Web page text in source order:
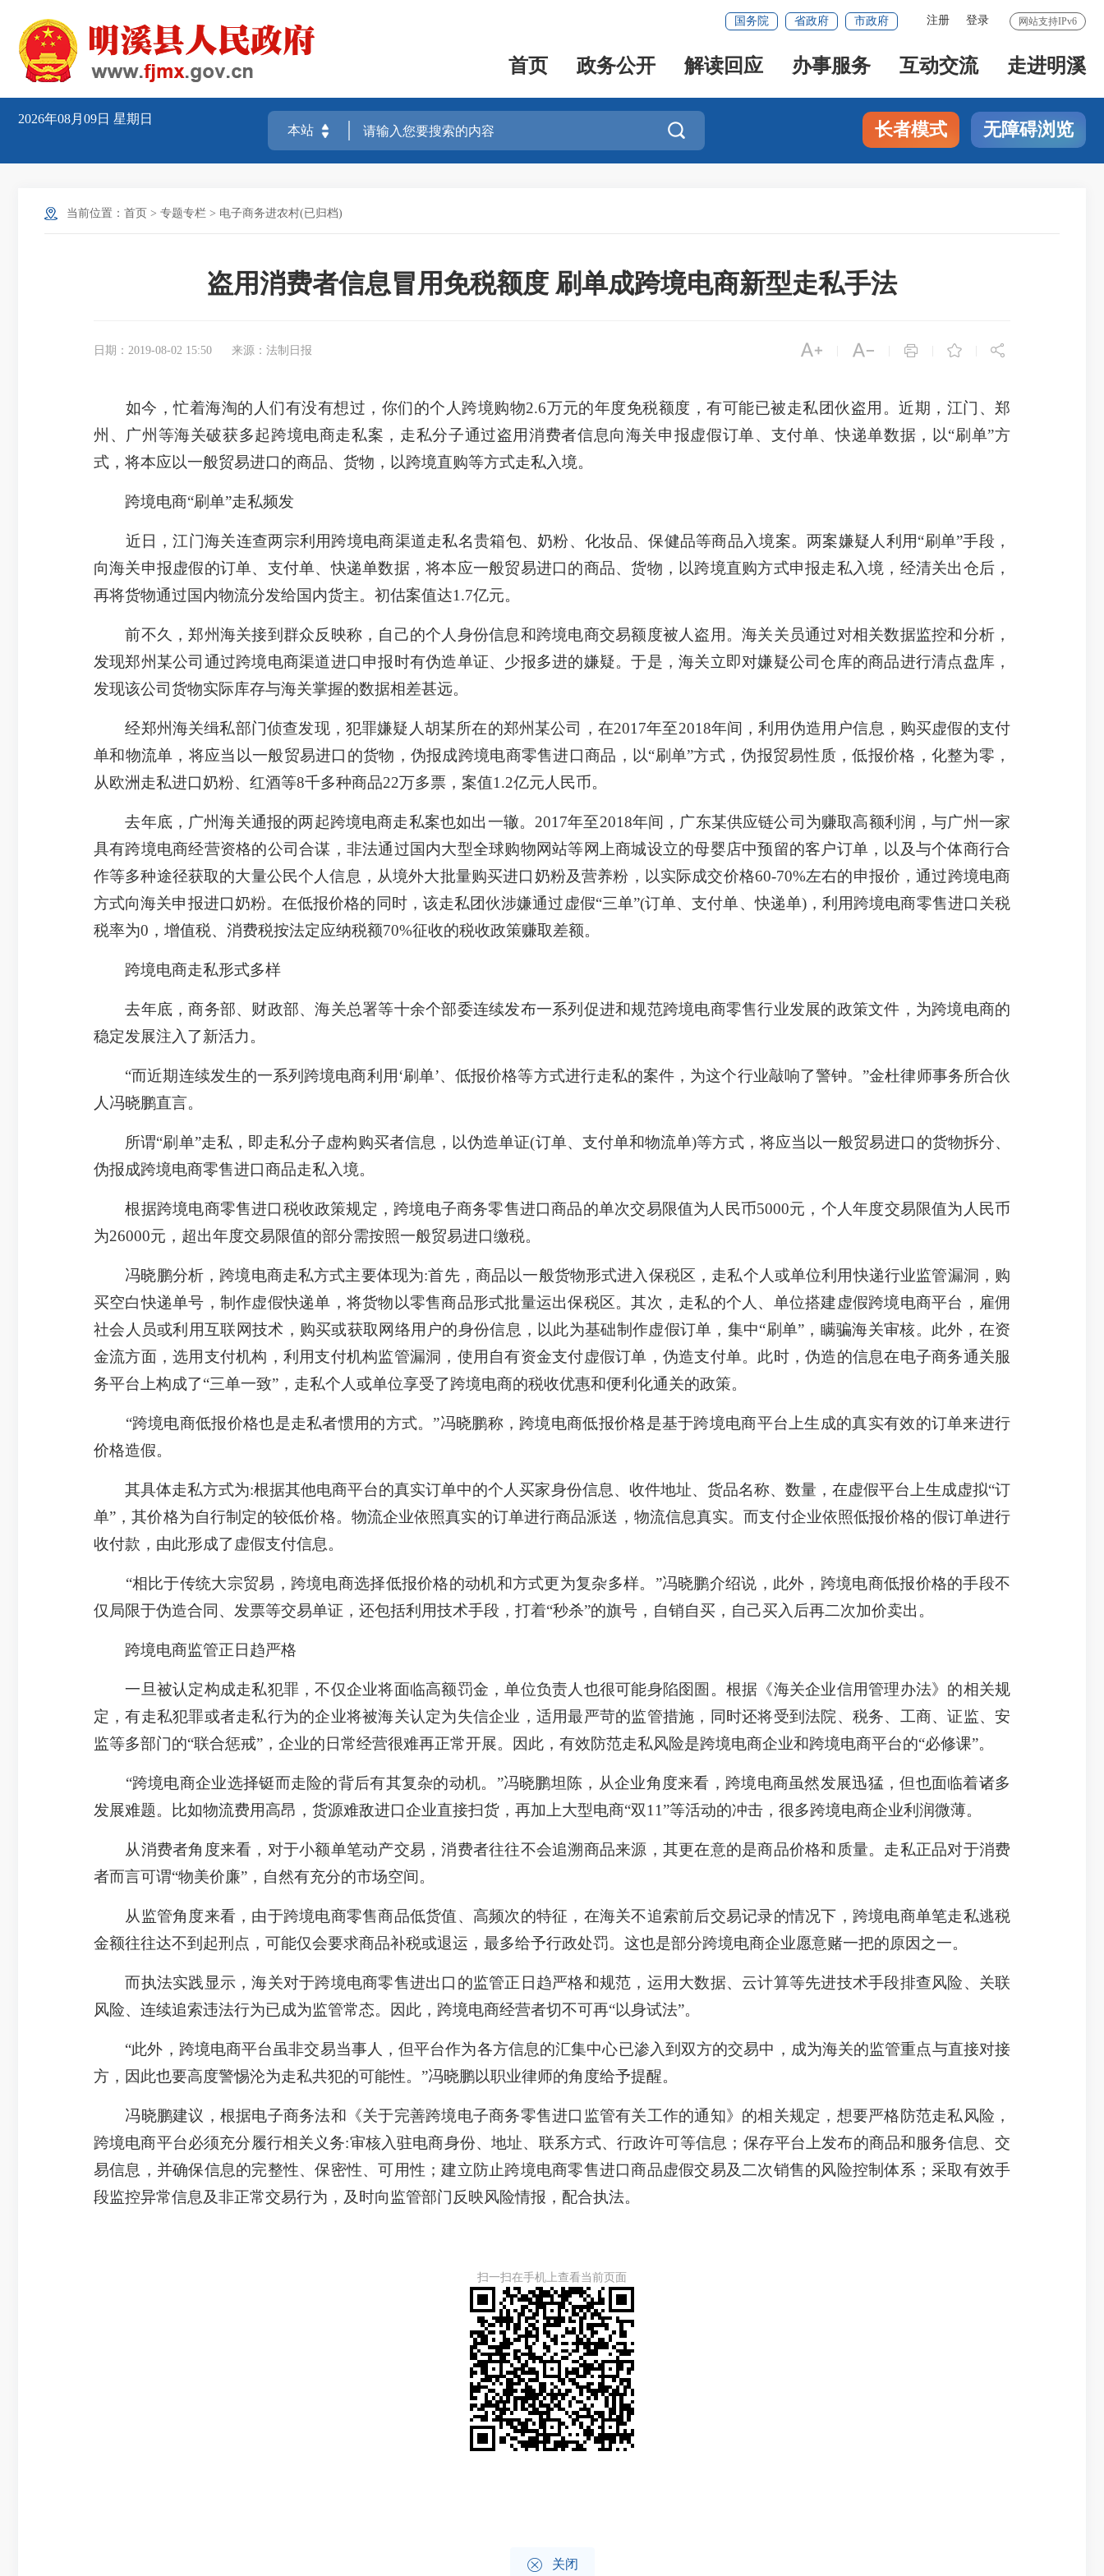
网站支持IPv6
注册 登录
国务院 省政府 市政府
首页 政务公开 解读回应 办事服务 互动交流 走进明溪
2026年08月09日 星期日
 长者模式 无障碍浏览
当前位置： 首页 > 专题专栏 > 电子商务进农村(已归档)
盗用消费者信息冒用免税额度 刷单成跨境电商新型走私手法
日期：2019-08-02 15:50 来源：法制日报     
如今，忙着海淘的人们有没有想过，你们的个人跨境购物2.6万元的年度免税额度，有可能已被走私团伙盗用。近期，江门、郑
州、广州等海关破获多起跨境电商走私案，走私分子通过盗用消费者信息向海关申报虚假订单、支付单、快递单数据，以“刷单”方
式，将本应以一般贸易进口的商品、货物，以跨境直购等方式走私入境。
跨境电商“刷单”走私频发
近日，江门海关连查两宗利用跨境电商渠道走私名贵箱包、奶粉、化妆品、保健品等商品入境案。两案嫌疑人利用“刷单”手段，
向海关申报虚假的订单、支付单、快递单数据，将本应一般贸易进口的商品、货物，以跨境直购方式申报走私入境，经清关出仓后，
再将货物通过国内物流分发给国内货主。初估案值达1.7亿元。
前不久，郑州海关接到群众反映称，自己的个人身份信息和跨境电商交易额度被人盗用。海关关员通过对相关数据监控和分析，
发现郑州某公司通过跨境电商渠道进口申报时有伪造单证、少报多进的嫌疑。于是，海关立即对嫌疑公司仓库的商品进行清点盘库，
发现该公司货物实际库存与海关掌握的数据相差甚远。
经郑州海关缉私部门侦查发现，犯罪嫌疑人胡某所在的郑州某公司，在2017年至2018年间，利用伪造用户信息，购买虚假的支付
单和物流单，将应当以一般贸易进口的货物，伪报成跨境电商零售进口商品，以“刷单”方式，伪报贸易性质，低报价格，化整为零，
从欧洲走私进口奶粉、红酒等8千多种商品22万多票，案值1.2亿元人民币。
去年底，广州海关通报的两起跨境电商走私案也如出一辙。2017年至2018年间，广东某供应链公司为赚取高额利润，与广州一家
具有跨境电商经营资格的公司合谋，非法通过国内大型全球购物网站等网上商城设立的母婴店中预留的客户订单，以及与个体商行合
作等多种途径获取的大量公民个人信息，从境外大批量购买进口奶粉及营养粉，以实际成交价格60-70%左右的申报价，通过跨境电商
方式向海关申报进口奶粉。在低报价格的同时，该走私团伙涉嫌通过虚假“三单”(订单、支付单、快递单)，利用跨境电商零售进口关税
税率为0，增值税、消费税按法定应纳税额70%征收的税收政策赚取差额。
跨境电商走私形式多样
去年底，商务部、财政部、海关总署等十余个部委连续发布一系列促进和规范跨境电商零售行业发展的政策文件，为跨境电商的
稳定发展注入了新活力。
“而近期连续发生的一系列跨境电商利用‘刷单’、低报价格等方式进行走私的案件，为这个行业敲响了警钟。”金杜律师事务所合伙
人冯晓鹏直言。
所谓“刷单”走私，即走私分子虚构购买者信息，以伪造单证(订单、支付单和物流单)等方式，将应当以一般贸易进口的货物拆分、
伪报成跨境电商零售进口商品走私入境。
根据跨境电商零售进口税收政策规定，跨境电子商务零售进口商品的单次交易限值为人民币5000元，个人年度交易限值为人民币
为26000元，超出年度交易限值的部分需按照一般贸易进口缴税。
冯晓鹏分析，跨境电商走私方式主要体现为:首先，商品以一般货物形式进入保税区，走私个人或单位利用快递行业监管漏洞，购
买空白快递单号，制作虚假快递单，将货物以零售商品形式批量运出保税区。其次，走私的个人、单位搭建虚假跨境电商平台，雇佣
社会人员或利用互联网技术，购买或获取网络用户的身份信息，以此为基础制作虚假订单，集中“刷单”，瞒骗海关审核。此外，在资
金流方面，选用支付机构，利用支付机构监管漏洞，使用自有资金支付虚假订单，伪造支付单。此时，伪造的信息在电子商务通关服
务平台上构成了“三单一致”，走私个人或单位享受了跨境电商的税收优惠和便利化通关的政策。
“跨境电商低报价格也是走私者惯用的方式。”冯晓鹏称，跨境电商低报价格是基于跨境电商平台上生成的真实有效的订单来进行
价格造假。
其具体走私方式为:根据其他电商平台的真实订单中的个人买家身份信息、收件地址、货品名称、数量，在虚假平台上生成虚拟“订
单”，其价格为自行制定的较低价格。物流企业依照真实的订单进行商品派送，物流信息真实。而支付企业依照低报价格的假订单进行
收付款，由此形成了虚假支付信息。
“相比于传统大宗贸易，跨境电商选择低报价格的动机和方式更为复杂多样。”冯晓鹏介绍说，此外，跨境电商低报价格的手段不
仅局限于伪造合同、发票等交易单证，还包括利用技术手段，打着“秒杀”的旗号，自销自买，自己买入后再二次加价卖出。
跨境电商监管正日趋严格
一旦被认定构成走私犯罪，不仅企业将面临高额罚金，单位负责人也很可能身陷囹圄。根据《海关企业信用管理办法》的相关规
定，有走私犯罪或者走私行为的企业将被海关认定为失信企业，适用最严苛的监管措施，同时还将受到法院、税务、工商、证监、安
监等多部门的“联合惩戒”，企业的日常经营很难再正常开展。因此，有效防范走私风险是跨境电商企业和跨境电商平台的“必修课”。
“跨境电商企业选择铤而走险的背后有其复杂的动机。”冯晓鹏坦陈，从企业角度来看，跨境电商虽然发展迅猛，但也面临着诸多
发展难题。比如物流费用高昂，货源难敌进口企业直接扫货，再加上大型电商“双11”等活动的冲击，很多跨境电商企业利润微薄。
从消费者角度来看，对于小额单笔动产交易，消费者往往不会追溯商品来源，其更在意的是商品价格和质量。走私正品对于消费
者而言可谓“物美价廉”，自然有充分的市场空间。
从监管角度来看，由于跨境电商零售商品低货值、高频次的特征，在海关不追索前后交易记录的情况下，跨境电商单笔走私逃税
金额往往达不到起刑点，可能仅会要求商品补税或退运，最多给予行政处罚。这也是部分跨境电商企业愿意赌一把的原因之一。
而执法实践显示，海关对于跨境电商零售进出口的监管正日趋严格和规范，运用大数据、云计算等先进技术手段排查风险、关联
风险、连续追索违法行为已成为监管常态。因此，跨境电商经营者切不可再“以身试法”。
“此外，跨境电商平台虽非交易当事人，但平台作为各方信息的汇集中心已渗入到双方的交易中，成为海关的监管重点与直接对接
方，因此也要高度警惕沦为走私共犯的可能性。”冯晓鹏以职业律师的角度给予提醒。
冯晓鹏建议，根据电子商务法和《关于完善跨境电子商务零售进口监管有关工作的通知》的相关规定，想要严格防范走私风险，
跨境电商平台必须充分履行相关义务:审核入驻电商身份、地址、联系方式、行政许可等信息；保存平台上发布的商品和服务信息、交
易信息，并确保信息的完整性、保密性、可用性；建立防止跨境电商零售进口商品虚假交易及二次销售的风险控制体系；采取有效手
段监控异常信息及非正常交易行为，及时向监管部门反映风险情报，配合执法。
扫一扫在手机上查看当前页面
 关闭